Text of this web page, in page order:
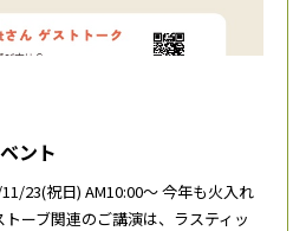
ント
23(祝日) AM10:00～ 今年も火入れ
ーブ関連のご講演は、ラスティッ